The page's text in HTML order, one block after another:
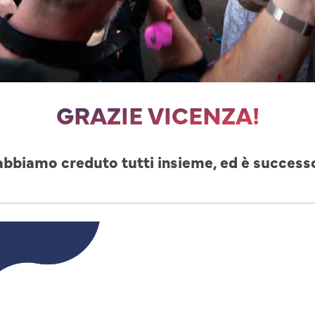
GRAZIE VICENZA!
creduto tutti insieme, ed è